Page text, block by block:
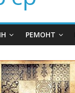
РЕМОНТ